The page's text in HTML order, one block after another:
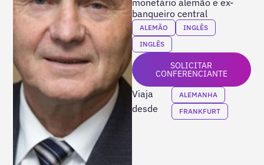
banqueiro central
ALEMÃO
INGLÊS
INGLÊS
SOLICITAR
CONFERENCIANTE
Viaja
desde
ALEMANHA
FRANKFURT